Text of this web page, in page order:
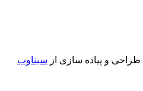
طراحی و پیاده سازی از سیناوب